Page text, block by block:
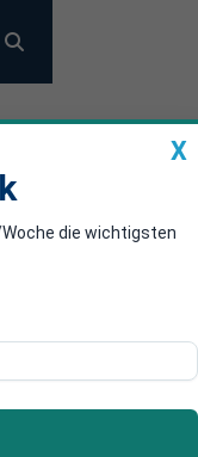
X
die wichtigsten